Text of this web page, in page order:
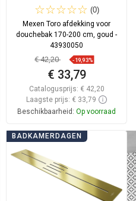
(0)
Mexen Toro afdekking voor
douchebak 170-200 cm, goud -
43930050
€ 42,20 -19,93%
€ 33,79
Catalogusprijs: € 42,20
Laagste prijs: € 33,79
Beschikbaarheid: Op voorraad
In winkelwagen
Vergelijk
BADKAMERDAGEN